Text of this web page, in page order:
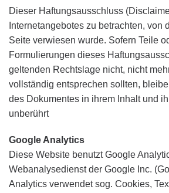
Dieser Haftungsausschluss
Internetangebotes zu betrachten, von
Seite verwiesen wurde. Sofern Teile
Formulierungen dieses
geltenden Rechtslage nicht, nicht
vollständig entsprechen sollten,
des Dokumentes in ihrem Inhalt und
unberührt
Google Analytics
Diese Website benutzt Google
Webanalysedienst der Google Inc.
Analytics verwendet sog. Cookies,